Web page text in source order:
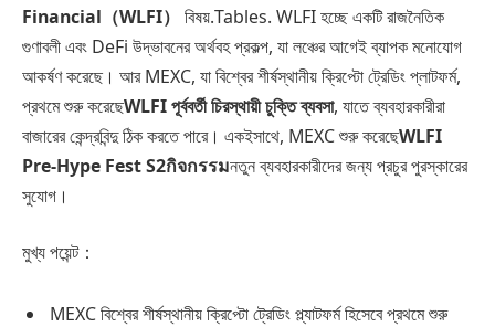
Financial（WLFI） বিষয়.Tables. WLFI হচ্ছে একটি রাজনৈতিক
গুণাবলী এবং DeFi উদ্ভাবনের অর্থবহ প্রকল্প, যা লঞ্চের আগেই ব্যাপক মনোযোগ
আকর্ষণ করেছে। আর MEXC, যা বিশ্বের শীর্ষস্থানীয় ক্রিপ্টো ট্রেডিং প্লাটফর্ম,
প্রথমে শুরু করেছেWLFI পূর্ববর্তী চিরস্থায়ী চুক্তি ব্যবসা, যাতে ব্যবহারকারীরা
বাজারের কেন্দ্রবিন্দু ঠিক করতে পারে। একইসাথে, MEXC শুরু করেছেWLFI
Pre-Hype Fest S2กิจกรรมনতুন ব্যবহারকারীদের জন্য প্রচুর পুরস্কারের
সুযোগ।
মুখ্য পয়েন্ট：
MEXC বিশ্বের শীর্ষস্থানীয় ক্রিপ্টো ট্রেডিং প্ল্যাটফর্ম হিসেবে প্রথমে শুরু